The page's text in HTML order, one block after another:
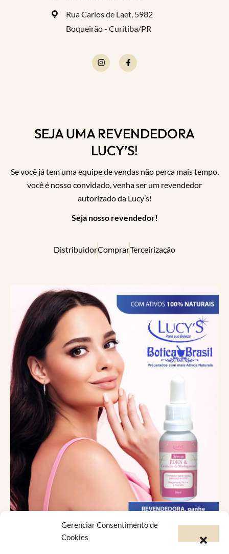
Gerenciar Consentimento de
Cookies
Rua Carlos de Laet, 5982
Boqueirão - Curitiba/PR
SEJA UMA REVENDEDORA
LUCY’S!
Se você já tem uma equipe de vendas não perca mais tempo,
você é nosso convidado, venha ser um revendedor
autorizado da Lucy’s!
Seja nosso revendedor!
DistribuidorComprarTerceirização
Catálogo Virtual